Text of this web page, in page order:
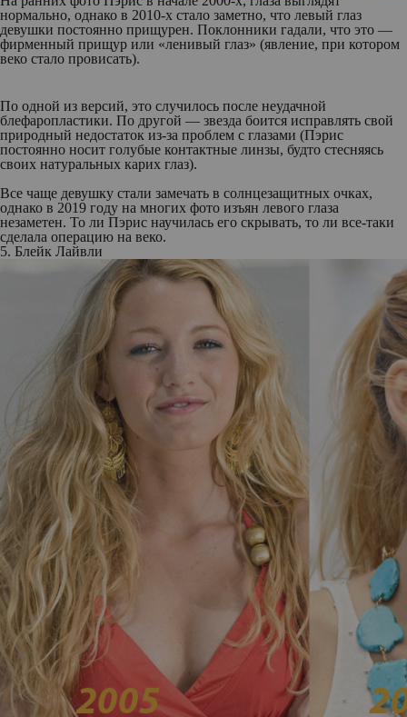
нормально, однако в 2010-х стало заметно, что левый глаз
девушки постоянно прищурен. Поклонники гадали, что это —
фирменный прищур или «ленивый глаз» (явление, при котором
веко стало провисать).
По одной из версий, это случилось после неудачной
блефаропластики. По другой — звезда боится исправлять свой
природный недостаток из-за проблем с глазами (Пэрис
постоянно носит голубые контактные линзы, будто стесняясь
своих натуральных карих глаз).
Все чаще девушку стали замечать в солнцезащитных очках,
однако в 2019 году на многих фото изъян левого глаза
незаметен. То ли Пэрис научилась его скрывать, то ли все-таки
сделала операцию на веко.
5. Блейк Лайвли